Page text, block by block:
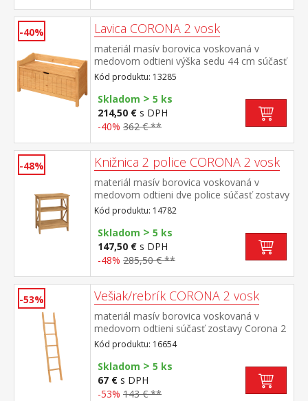
-40% Lavica CORONA 2 vosk
materiál masív borovica voskovaná v
medovom odtieni výška sedu 44 cm súčasť
zostavy Corona 2
Kód produktu: 13285
Skladom > 5 ks
214,50 € s DPH
-40% 362 € **
-48% Knižnica 2 police CORONA 2 vosk
materiál masív borovica voskovaná v
medovom odtieni dve police súčasť zostavy
Corona 2
Kód produktu: 14782
Skladom > 5 ks
147,50 € s DPH
-48% 285,50 € **
-53% Vešiak/rebrík CORONA 2 vosk
materiál masív borovica voskovaná v
medovom odtieni súčasť zostavy Corona 2
Kód produktu: 16654
Skladom > 5 ks
67 € s DPH
-53% 143 € **